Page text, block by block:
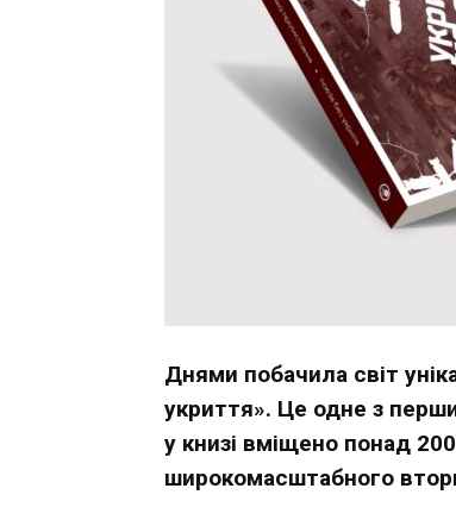
Днями побачила світ
укриття». Це одне з
у книзі вміщено понад
широкомасштабного